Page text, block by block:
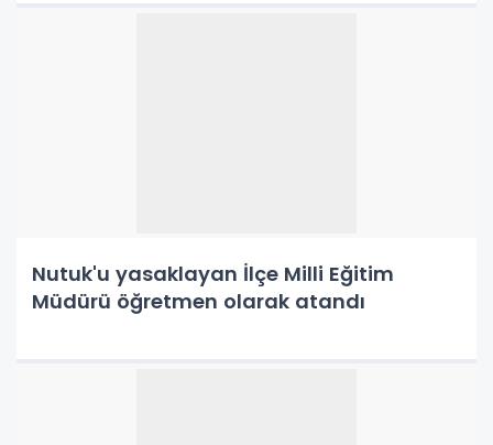
Nutuk'u yasaklayan İlçe Milli Eğitim
Müdürü öğretmen olarak atandı